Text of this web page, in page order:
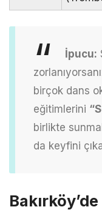
İpucu:
birçok dans
eğitimlerini
birlikte
da keyfini